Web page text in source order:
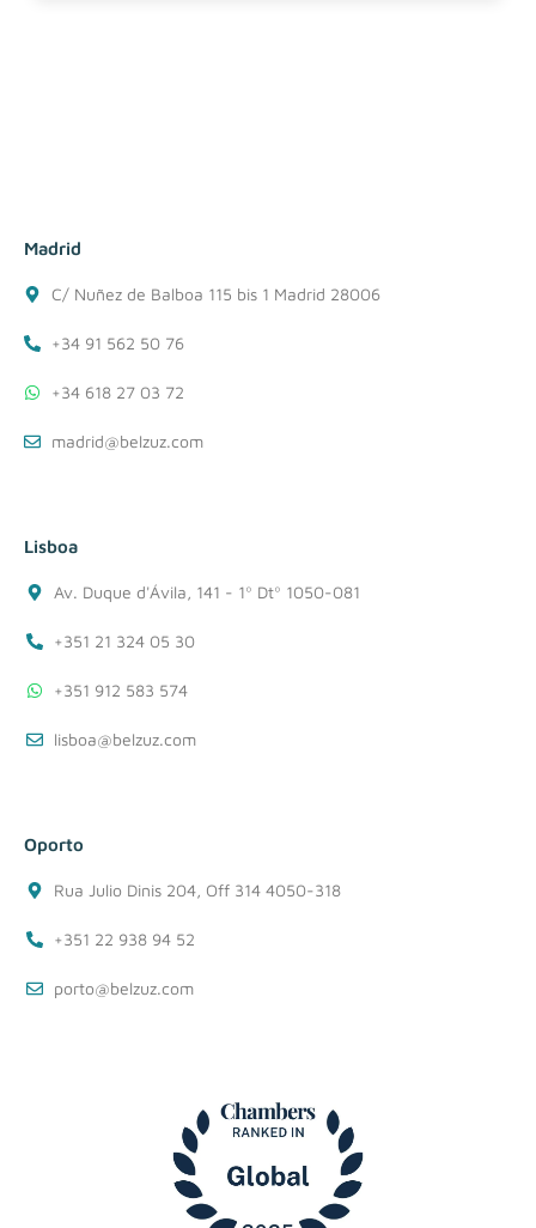
Madrid
C/ Nuñez de Balboa 115 bis 1 Madrid 28006
+34 91 562 50 76
+34 618 27 03 72
madrid@belzuz.com
Lisboa
Av. Duque d'Ávila, 141 - 1º Dtº 1050-081
+351 21 324 05 30
+351 912 583 574
lisboa@belzuz.com
Oporto
Rua Julio Dinis 204, Off 314 4050-318
+351 22 938 94 52
porto@belzuz.com